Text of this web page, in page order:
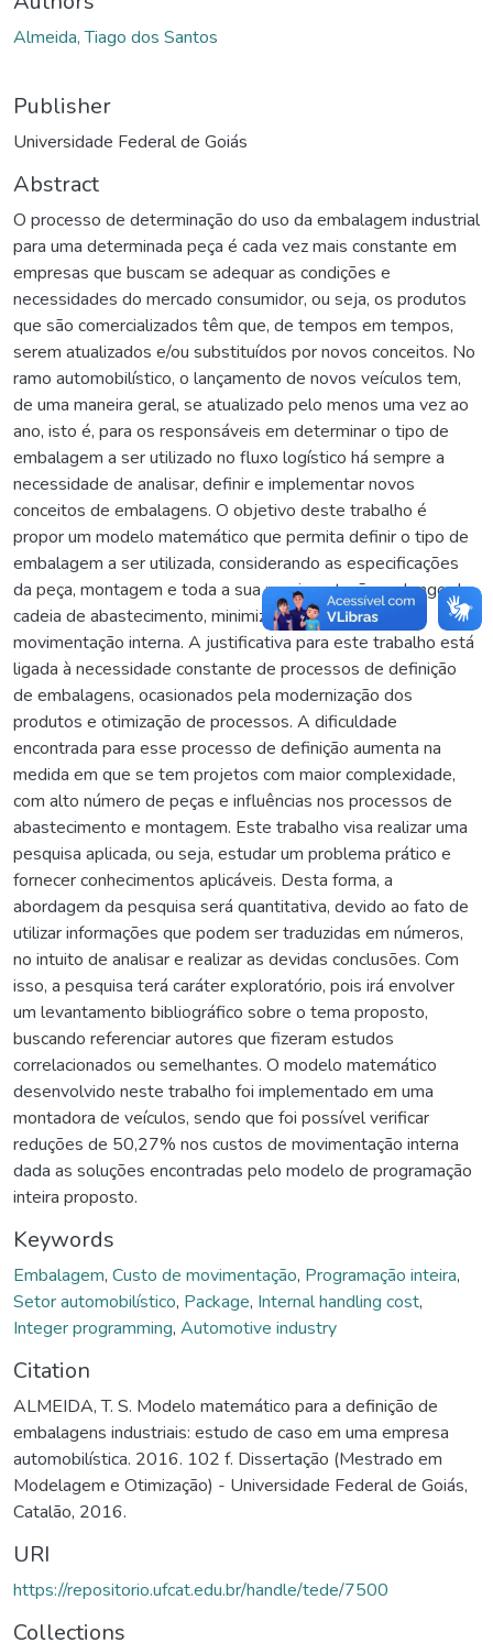
Almeida, Tiago dos Santos
Publisher
Universidade Federal de Goiás
Abstract
O processo de determinação do uso da embalagem industrial
para uma determinada peça é cada vez mais constante em
empresas que buscam se adequar as condições e
necessidades do mercado consumidor, ou seja, os produtos
que são comercializados têm que, de tempos em tempos,
serem atualizados e/ou substituídos por novos conceitos. No
ramo automobilístico, o lançamento de novos veículos tem,
de uma maneira geral, se atualizado pelo menos uma vez ao
ano, isto é, para os responsáveis em determinar o tipo de
embalagem a ser utilizado no fluxo logístico há sempre a
necessidade de analisar, definir e implementar novos
conceitos de embalagens. O objetivo deste trabalho é
propor um modelo matemático que permita definir o tipo de
embalagem a ser utilizada, considerando as especificações
da peça, montagem e toda a sua movimentação ao longo da
cadeia de abastecimento, minimizando os custos de
movimentação interna. A justificativa para este trabalho está
ligada à necessidade constante de processos de definição
de embalagens, ocasionados pela modernização dos
produtos e otimização de processos. A dificuldade
encontrada para esse processo de definição aumenta na
medida em que se tem projetos com maior complexidade,
com alto número de peças e influências nos processos de
abastecimento e montagem. Este trabalho visa realizar uma
pesquisa aplicada, ou seja, estudar um problema prático e
fornecer conhecimentos aplicáveis. Desta forma, a
abordagem da pesquisa será quantitativa, devido ao fato de
utilizar informações que podem ser traduzidas em números,
no intuito de analisar e realizar as devidas conclusões. Com
isso, a pesquisa terá caráter exploratório, pois irá envolver
um levantamento bibliográfico sobre o tema proposto,
buscando referenciar autores que fizeram estudos
correlacionados ou semelhantes. O modelo matemático
desenvolvido neste trabalho foi implementado em uma
montadora de veículos, sendo que foi possível verificar
reduções de 50,27% nos custos de movimentação interna
dada as soluções encontradas pelo modelo de programação
inteira proposto.
Keywords
Embalagem, Custo de movimentação, Programação inteira,
Setor automobilístico, Package, Internal handling cost,
Integer programming, Automotive industry
Citation
ALMEIDA, T. S. Modelo matemático para a definição de
embalagens industriais: estudo de caso em uma empresa
automobilística. 2016. 102 f. Dissertação (Mestrado em
Modelagem e Otimização) - Universidade Federal de Goiás,
Catalão, 2016.
URI
https://repositorio.ufcat.edu.br/handle/tede/7500
Collections